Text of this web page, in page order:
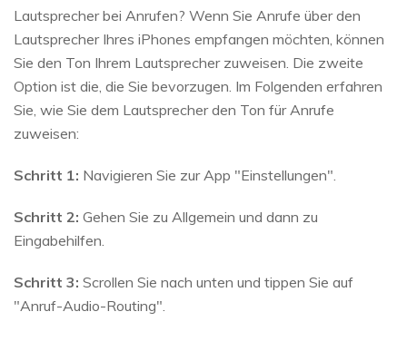
Lautsprecher bei Anrufen? Wenn Sie Anrufe über den
Lautsprecher Ihres iPhones empfangen möchten, können
Sie den Ton Ihrem Lautsprecher zuweisen. Die zweite
Option ist die, die Sie bevorzugen. Im Folgenden erfahren
Sie, wie Sie dem Lautsprecher den Ton für Anrufe
zuweisen:
Schritt 1: Navigieren Sie zur App "Einstellungen".
Schritt 2: Gehen Sie zu Allgemein und dann zu
Eingabehilfen.
Schritt 3: Scrollen Sie nach unten und tippen Sie auf
"Anruf-Audio-Routing".